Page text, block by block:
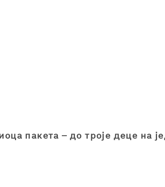
пакета – до троје деце на